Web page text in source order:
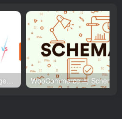
SEO 友好度实战测试：Magento、WordPress、Drupal 在核心 SEO 要素上的表现对比